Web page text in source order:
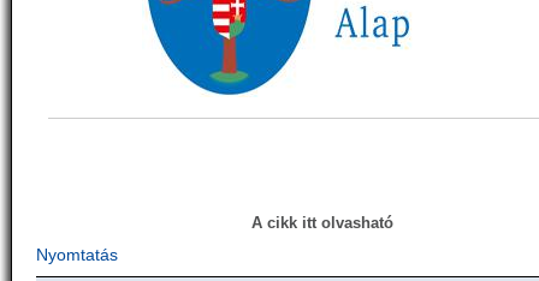
A cikk itt olvasható
Nyomtatás